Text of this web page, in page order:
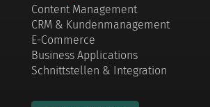
Content Management
CRM & Kundenmanagement
E-Commerce
Business Applications
Schnittstellen & Integration